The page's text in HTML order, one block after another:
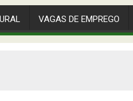
VAGAS DE EMPREGO